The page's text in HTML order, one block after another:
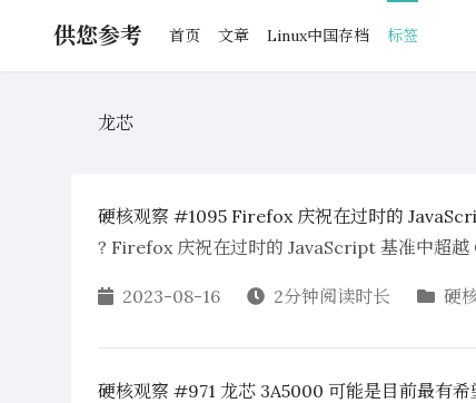
供您参考 首页 文章 Linux中国存档 标签
龙芯
硬核观察 #1095 Firefox 庆祝在过时的
? Firefox 庆祝在过时的 JavaScript 基准中超
2023-08-16 2分钟阅读时长 硬
硬核观察 #971 龙芯 3A5000 可能是目前最有希